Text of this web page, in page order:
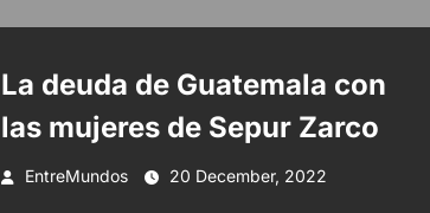
La deuda de Guatemala con
las mujeres de Sepur Zarco
EntreMundos 20 December, 2022